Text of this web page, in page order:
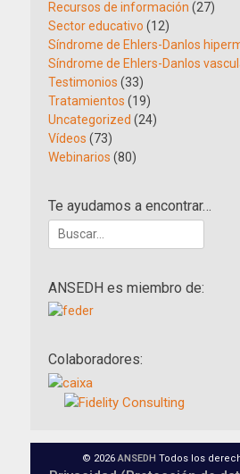
Recursos de información (27)
Sector educativo (12)
Síndrome de Ehlers-Danlos
Síndrome de Ehlers-Danlos
Testimonios (33)
Tratamientos (19)
Uncategorized (24)
Vídeos (73)
Webinarios (80)
Te ayudamos a encontrar…
Buscar:
ANSEDH es miembro de:
Colaboradores:
© 2026ANSEDH Todos los